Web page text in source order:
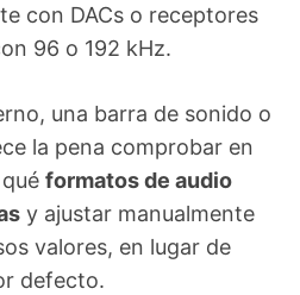
con DACs o receptores
96 o 192 kHz.
una barra de sonido o
la pena comprobar en
formatos de audio
y ajustar manualmente
valores, en lugar de
defecto.